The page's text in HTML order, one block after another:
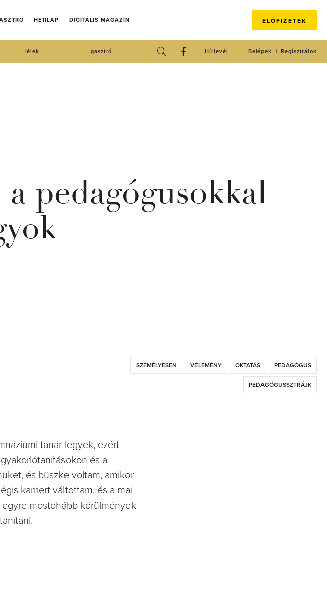
HETILAP DIGITÁLIS MAGAZIN ELŐFIZETEK
lélek gasztró Regisztrálok
Belépek
Hírlevél
pedagógusokkal
SZEMÉLYESEN VÉLEMÉNY OKTATÁS PEDAGÓGUS
PEDAGÓGUSSZTRÁJK
tanár legyek, ezért
és a
és büszke voltam, amikor
karriert váltottam, és a mai
mostohább körülmények